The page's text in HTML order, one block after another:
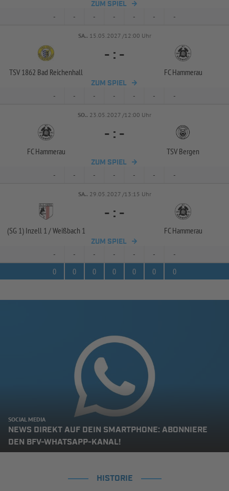
ZUM SPIEL
- - - - - - -
SA.. 15.05.2027 /12:00 Uhr
TSV 1862 Bad Reichenhall
- : -
FC Hammerau
ZUM SPIEL
- - - - - - -
SO.. 23.05.2027 /12:00 Uhr
FC Hammerau
- : -
TSV Bergen
ZUM SPIEL
- - - - - - -
SA.. 29.05.2027 /13:15 Uhr
(SG 1) Inzell 1 /Weißbach 1
- : -
FC Hammerau
ZUM SPIEL
- - - - - -
-
0
0 0 0 0 0 0
SOCIAL MEDIA
NEWS DIREKT AUF DEIN SMARTPHONE: ABONNIERE
DEN BFV-WHATSAPP-KANAL!
HISTORIE